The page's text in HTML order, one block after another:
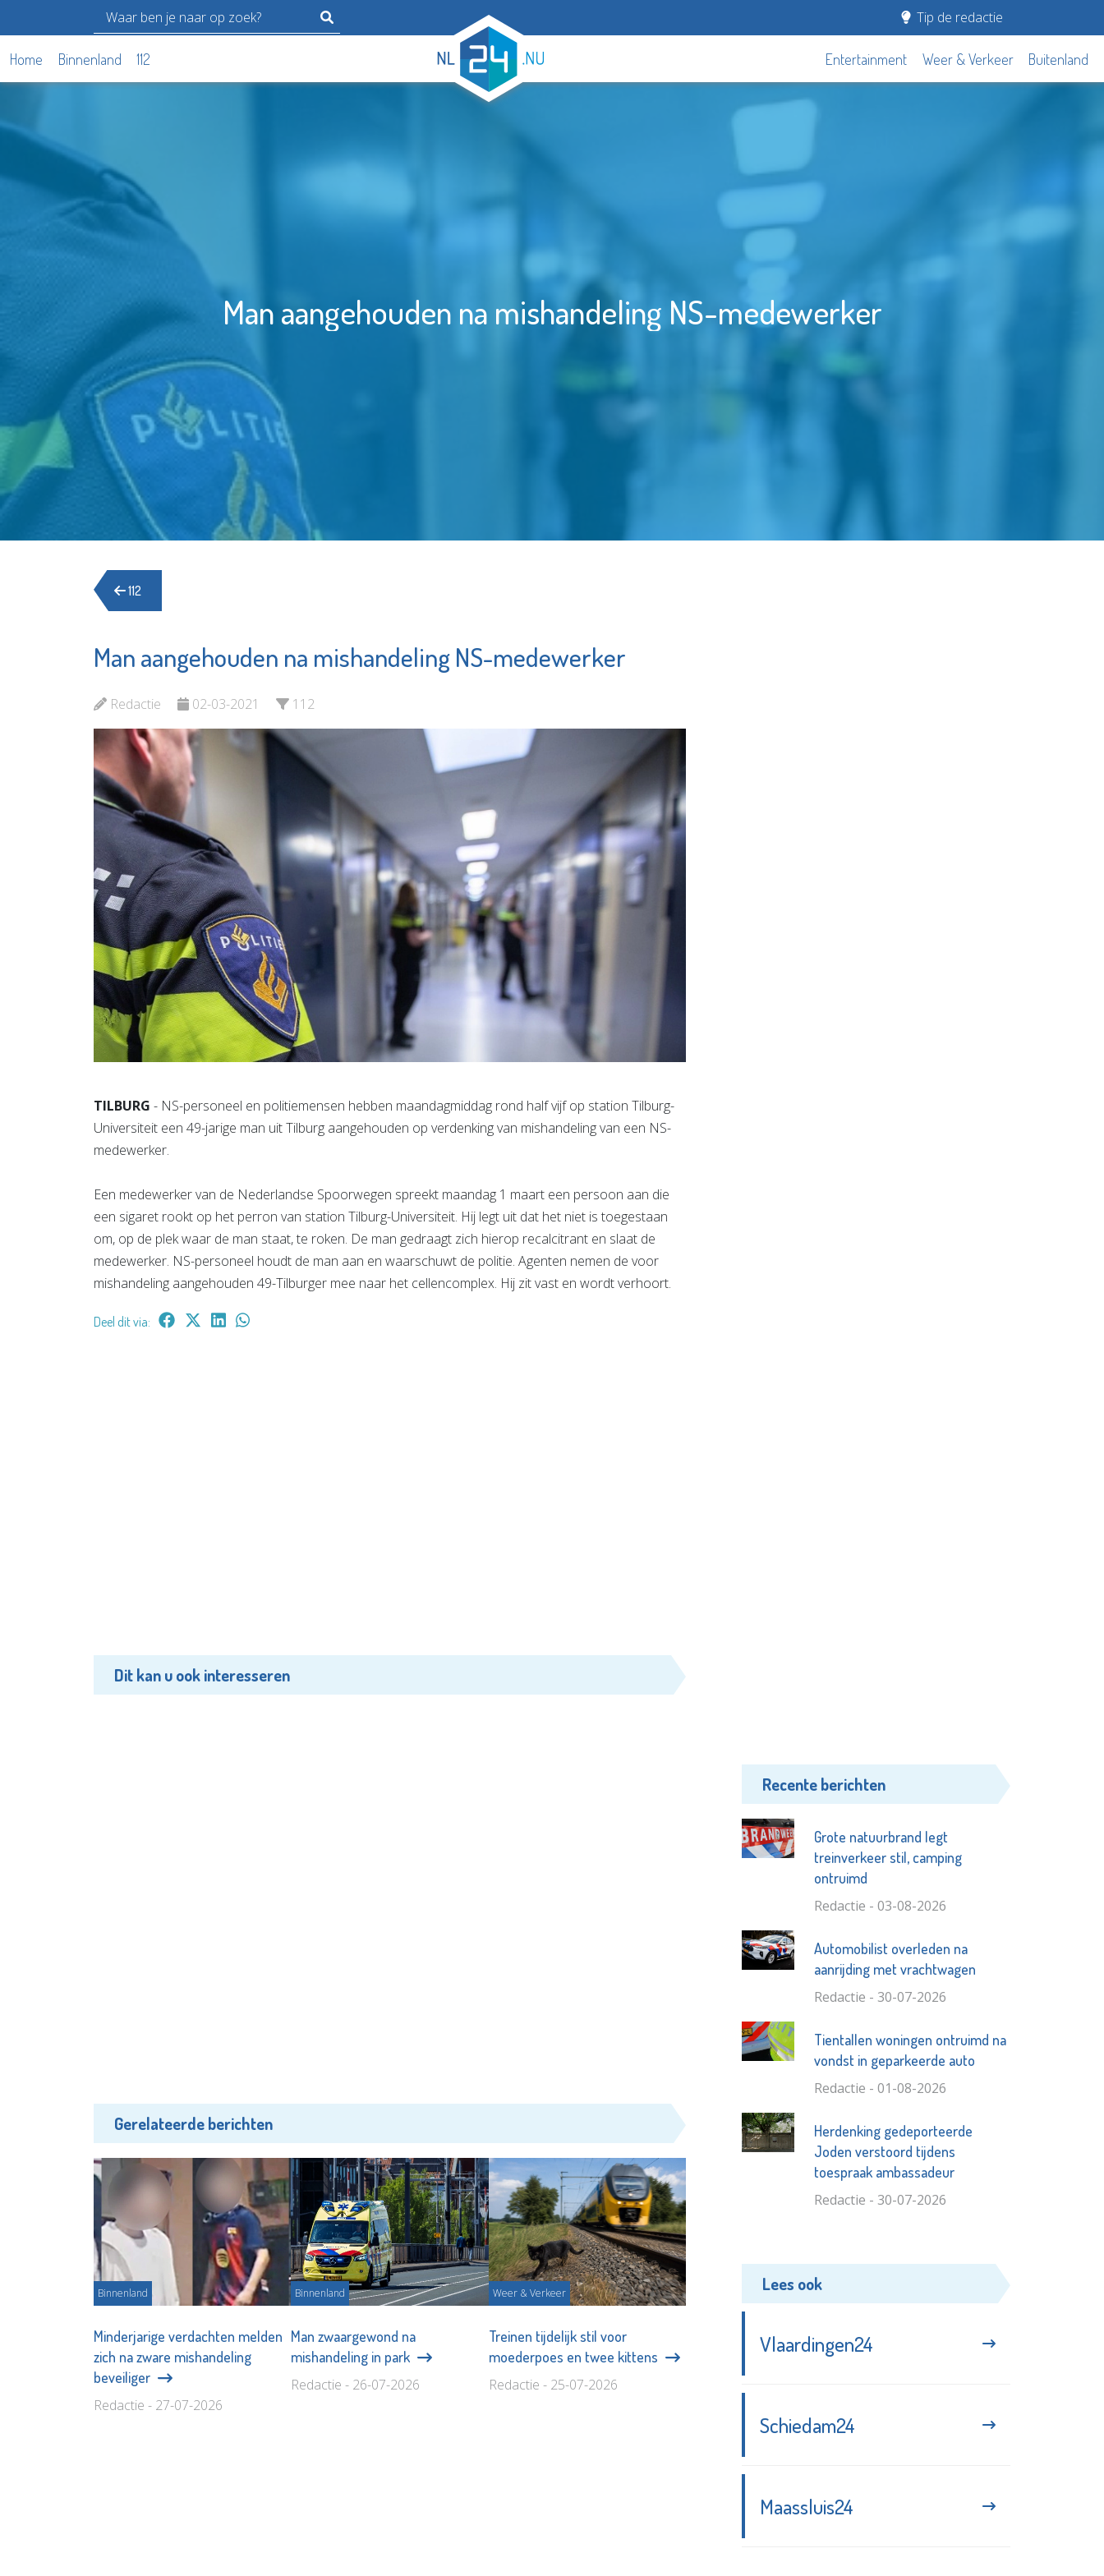
Tip de redactie
Home Binnenland 112 Entertainment Weer & Verkeer Buitenland
Man aangehouden na mishandeling NS-medewerker
112
Man aangehouden na mishandeling NS-medewerker
Redactie 02-03-2021 112
TILBURG - NS-personeel en politiemensen hebben maandagmiddag rond half vijf op station Tilburg-
Universiteit een 49-jarige man uit Tilburg aangehouden op verdenking van mishandeling van een NS-
medewerker.
Een medewerker van de Nederlandse Spoorwegen spreekt maandag 1 maart een persoon aan die
een sigaret rookt op het perron van station Tilburg-Universiteit. Hij legt uit dat het niet is toegestaan
om, op de plek waar de man staat, te roken. De man gedraagt zich hierop recalcitrant en slaat de
medewerker. NS-personeel houdt de man aan en waarschuwt de politie. Agenten nemen de voor
mishandeling aangehouden 49-Tilburger mee naar het cellencomplex. Hij zit vast en wordt verhoort.
Deel dit via:
Dit kan u ook interesseren
Gerelateerde berichten
Binnenland
Minderjarige verdachten melden
zich na zware mishandeling
beveiliger
Redactie - 27-07-2026
Binnenland
Man zwaargewond na
mishandeling in park
Redactie - 26-07-2026
Weer & Verkeer
Treinen tijdelijk stil voor
moederpoes en twee kittens
Redactie - 25-07-2026
Recente berichten
Grote natuurbrand legt
treinverkeer stil, camping
ontruimd
Redactie - 03-08-2026
Automobilist overleden na
aanrijding met vrachtwagen
Redactie - 30-07-2026
Tientallen woningen ontruimd na
vondst in geparkeerde auto
Redactie - 01-08-2026
Herdenking gedeporteerde
Joden verstoord tijdens
toespraak ambassadeur
Redactie - 30-07-2026
Lees ook
Vlaardingen24
Schiedam24
Maassluis24